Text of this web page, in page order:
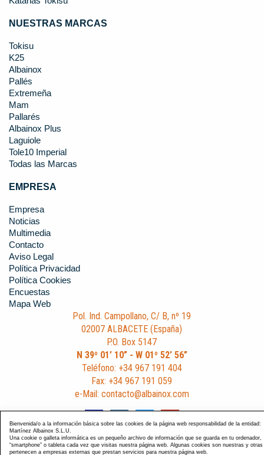
NUESTRAS MARCAS
Tokisu
K25
Albainox
Pallés
Extremeña
Mam
Pallarés
Albainox Plus
Laguiole
Tole10 Imperial
Todas las Marcas
EMPRESA
Empresa
Noticias
Multimedia
Contacto
Aviso Legal
Política Privacidad
Política Cookies
Encuestas
Mapa Web
Pol. Ind. Campollano, C/ B, nº 19
02007 ALBACETE (España)
P.O. Box 5147
N 39º 01’ 10” - W 01º 52’ 56”
Teléfono: +34 967 191 404
Fax: +34 967 191 059
e-Mail: contacto@albainox.com
Bienvenida/o a la información básica sobre las cookies de la página web responsabilidad de la entidad:
Martínez Albainox S.L.U.
Una cookie o galleta informática es un pequeño archivo de información que se guarda en tu ordenador,
“smartphone” o tableta cada vez que visitas nuestra página web. Algunas cookies son nuestras y otras
pertenecen a empresas externas que prestan servicios para nuestra página web.